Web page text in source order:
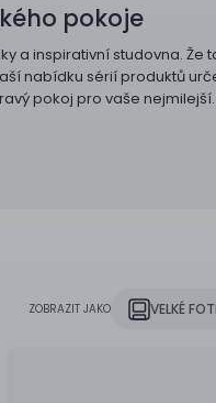
pokoje
a inspirativní studovna. Že
nabídku sérií produktů
pokoj pro vaše nejmilejší.
ZOBRAZIT JAKO VELKÉ